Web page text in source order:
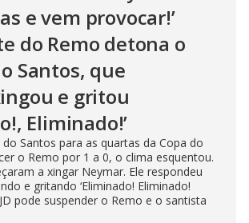
e vem provocar!’
do Remo detona o
Santos, que
e gritou
Eliminado!’
Santos para as quartas da Copa do
o Remo por 1 a 0, o clima esquentou.
a xingar Neymar. Ele respondeu
e gritando ‘Eliminado! Eliminado!
pode suspender o Remo e o santista